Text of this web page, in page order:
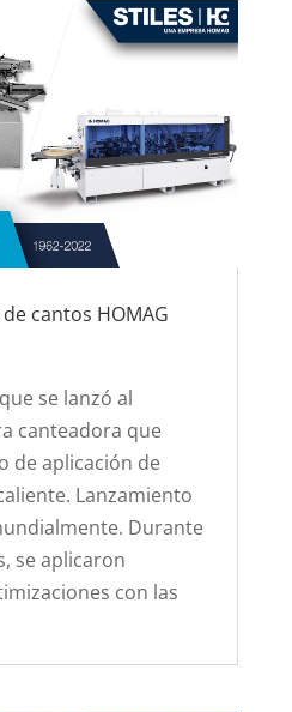
cantos HOMAG
se lanzó al
canteadora que
de aplicación de
Lanzamiento
Durante
se aplicaron
con las